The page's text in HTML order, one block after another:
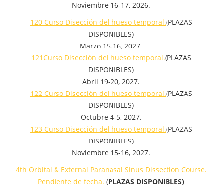
Noviembre 16-17, 2026.
120 Curso Disección del hueso temporal.(PLAZAS
DISPONIBLES)
Marzo 15-16, 2027.
121Curso Disección del hueso temporal.(PLAZAS
DISPONIBLES)
Abril 19-20, 2027.
122 Curso Disección del hueso temporal.(PLAZAS
DISPONIBLES)
Octubre 4-5, 2027.
123 Curso Disección del hueso temporal.(PLAZAS
DISPONIBLES)
Noviembre 15-16, 2027.
4th Orbital & External Paranasal Sinus Dissection Course.
Pendiente de fecha. (PLAZAS DISPONIBLES)